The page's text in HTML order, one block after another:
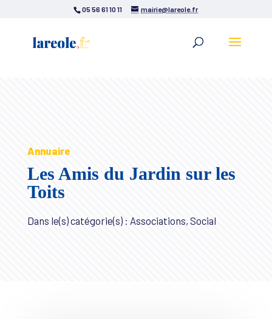
05 56 61 10 11 mairie@lareole.fr
Annuaire
Les Amis du Jardin sur les
Toits
Dans le(s) catégorie(s) : Associations, Social